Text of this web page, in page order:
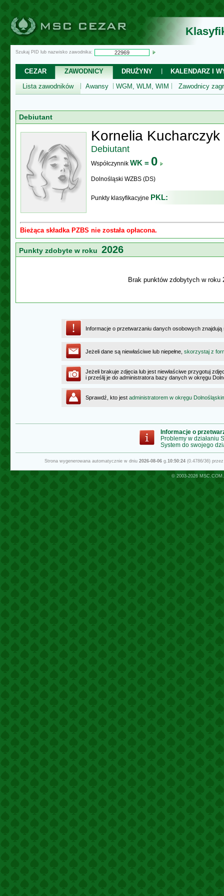
Szukaj PID lub nazwisko zawodnika:
CEZAR ZAWODNICY DRUŻYNY
KALENDARZ I
Lista zawodników
Awansy WGM, WLM, WIM Zawodnicy
Debiutant
Kornelia Kucharczyk
Debiutant
Współczynnik WK = 0
Dolnośląski WZBS (DS)
Punkty klasyfikacyjne PKL:
Bieżąca składka PZBS nie została opłacona.
Punkty zdobyte w roku 2026
Brak punktów zdobytych w roku
Informacje o przetwarzaniu danych osobowych
Jeżeli dane są niewłaściwe lub niepełne, skorzystaj z
Jeżeli brakuje zdjęcia lub jest niewłaściwe przygotuj
i prześlij je do administratora bazy danych w okręgu
Sprawdź, kto jest administratorem w okręgu
Informacje o
Problemy w działaniu
System do swojego
Strona wygenerowana automatycznie w dniu 2026-08-06g.10:50:24(0.4786/36)
© 2003-2026